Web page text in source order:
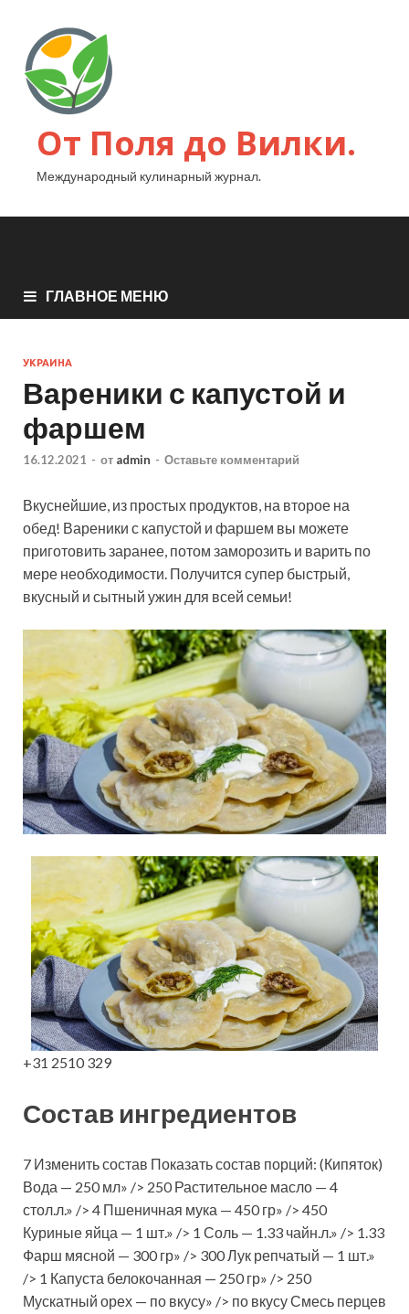
От Поля до Вилки.
Международный кулинарный журнал.
ГЛАВНОЕ МЕНЮ
УКРАИНА
Вареники с капустой и
фаршем
16.12.2021 - от admin - Оставьте комментарий
Вкуснейшие, из простых продуктов, на второе на
обед! Вареники с капустой и фаршем вы можете
приготовить заранее, потом заморозить и варить по
мере необходимости. Получится супер быстрый,
вкусный и сытный ужин для всей семьи!
+31 2510 329
Состав ингредиентов
7 Изменить состав Показать состав порций: (Кипяток)
Вода — 250 мл» /> 250 Растительное масло — 4
стол.л.» /> 4 Пшеничная мука — 450 гр» /> 450
Куриные яйца — 1 шт.» /> 1 Соль — 1.33 чайн.л.» /> 1.33
Фарш мясной — 300 гр» /> 300 Лук репчатый — 1 шт.»
/> 1 Капуста белокочанная — 250 гр» /> 250
Мускатный орех — по вкусу» /> по вкусу Смесь перцев